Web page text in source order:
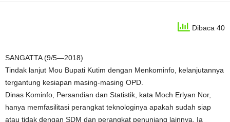
Dibaca 40
SANGATTA (9/5—2018)
Tindak lanjut Mou Bupati Kutim dengan Menkominfo, kelanjutannya
tergantung kesiapan masing-masing OPD.
Dinas Kominfo, Persandian dan Statistik, kata Moch Erlyan Nor,
hanya memfasilitasi perangkat teknologinya apakah sudah siap
atau tidak dengan SDM dan perangkat penunjang lainnya. Ia